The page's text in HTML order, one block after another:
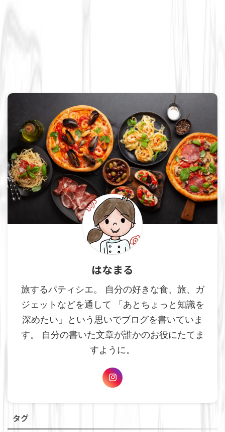
はなまる
旅するパティシエ。 自分の好きな食、旅、ガ
ジェットなどを通して 「あとちょっと知識を
深めたい」という思いでブログを書いていま
す。 自分の書いた文章が誰かのお役にたてま
すように。
タグ